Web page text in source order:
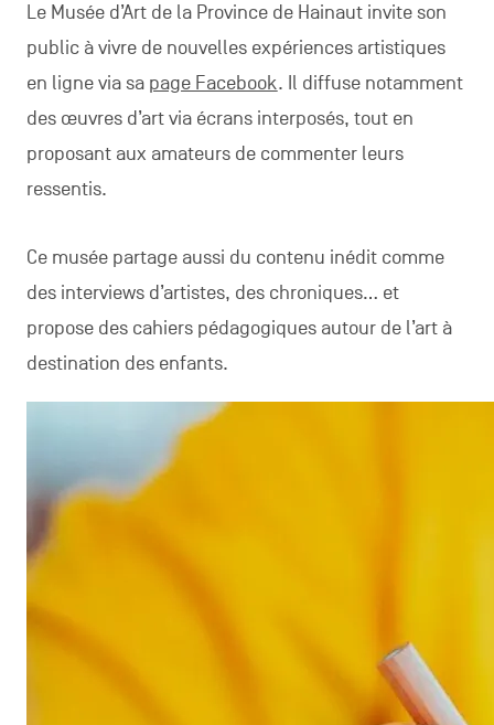
Le Musée d’Art de la Province de Hainaut invite son
public à vivre de nouvelles expériences artistiques
en ligne via sa page Facebook. Il diffuse notamment
des œuvres d’art via écrans interposés, tout en
proposant aux amateurs de commenter leurs
ressentis.
Ce musée partage aussi du contenu inédit comme
des interviews d’artistes, des chroniques… et
propose des cahiers pédagogiques autour de l’art à
destination des enfants.